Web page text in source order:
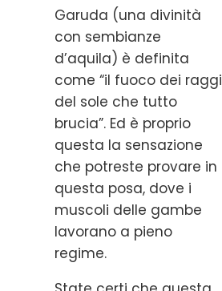
Garuda (una divinità
con sembianze
d’aquila) è definita
come “il fuoco dei raggi
del sole che tutto
brucia”. Ed è proprio
questa la sensazione
che potreste provare in
questa posa, dove i
muscoli delle gambe
lavorano a pieno
regime.